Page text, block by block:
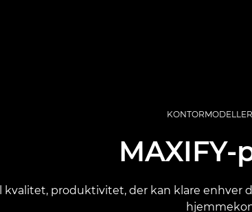
kvalitet, produktivitet, der kan klare